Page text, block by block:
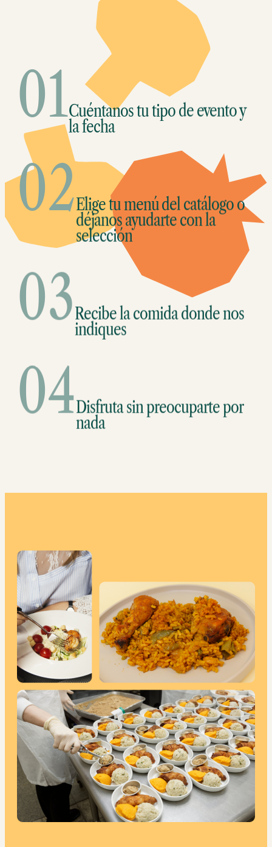
01Cuéntanos tu tipo de evento y
la fecha
02Elige tu menú del catálogo o
déjanos ayudarte con la
selección
03Recibe la comida donde nos
indiques
04Disfruta sin preocuparte por
nada